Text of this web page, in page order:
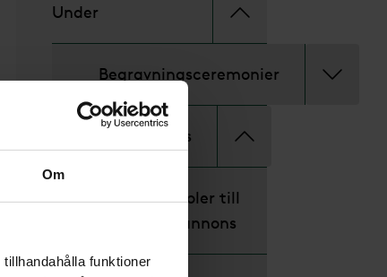
Om
funktioner
Under
Begravningsceremonier
Dödsannons
Symboler till
dödsannons